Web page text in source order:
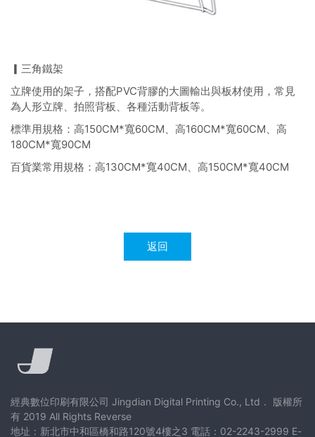
▎三角鐵架
立牌使用的架子，搭配PVC背膠的大圖輸出與板材使用，常見
為人形立牌、拍照背板、各種活動背板等。
標準用規格：高150CM*寬60CM、高160CM*寬60CM、高
180CM*寬90CM
百貨業常用規格：高130CM*寬40CM、高150CM*寬40CM
返回
經典數位印刷有限公司 Jingdian Digital Printing Co., Ltd． 版權所
有 2019 All Rights Reverse
地址：新北市中和區橋和路120號4樓之3 電話：02-2243-2999 E-